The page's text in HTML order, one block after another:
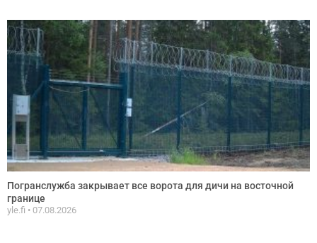
Погранслужба закрывает все ворота для дичи на восточной
границе
yle.fi 07.08.2026